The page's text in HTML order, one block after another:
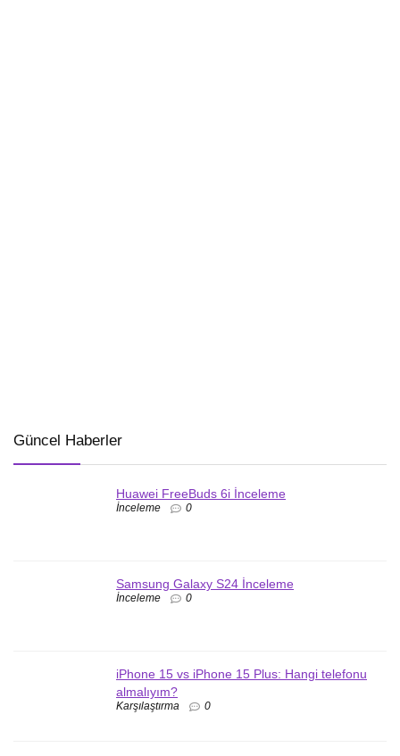
Güncel Haberler
Huawei FreeBuds 6i İnceleme
İnceleme 0
Samsung Galaxy S24 İnceleme
İnceleme 0
iPhone 15 vs iPhone 15 Plus: Hangi telefonu
almalıyım?
Karşılaştırma 0